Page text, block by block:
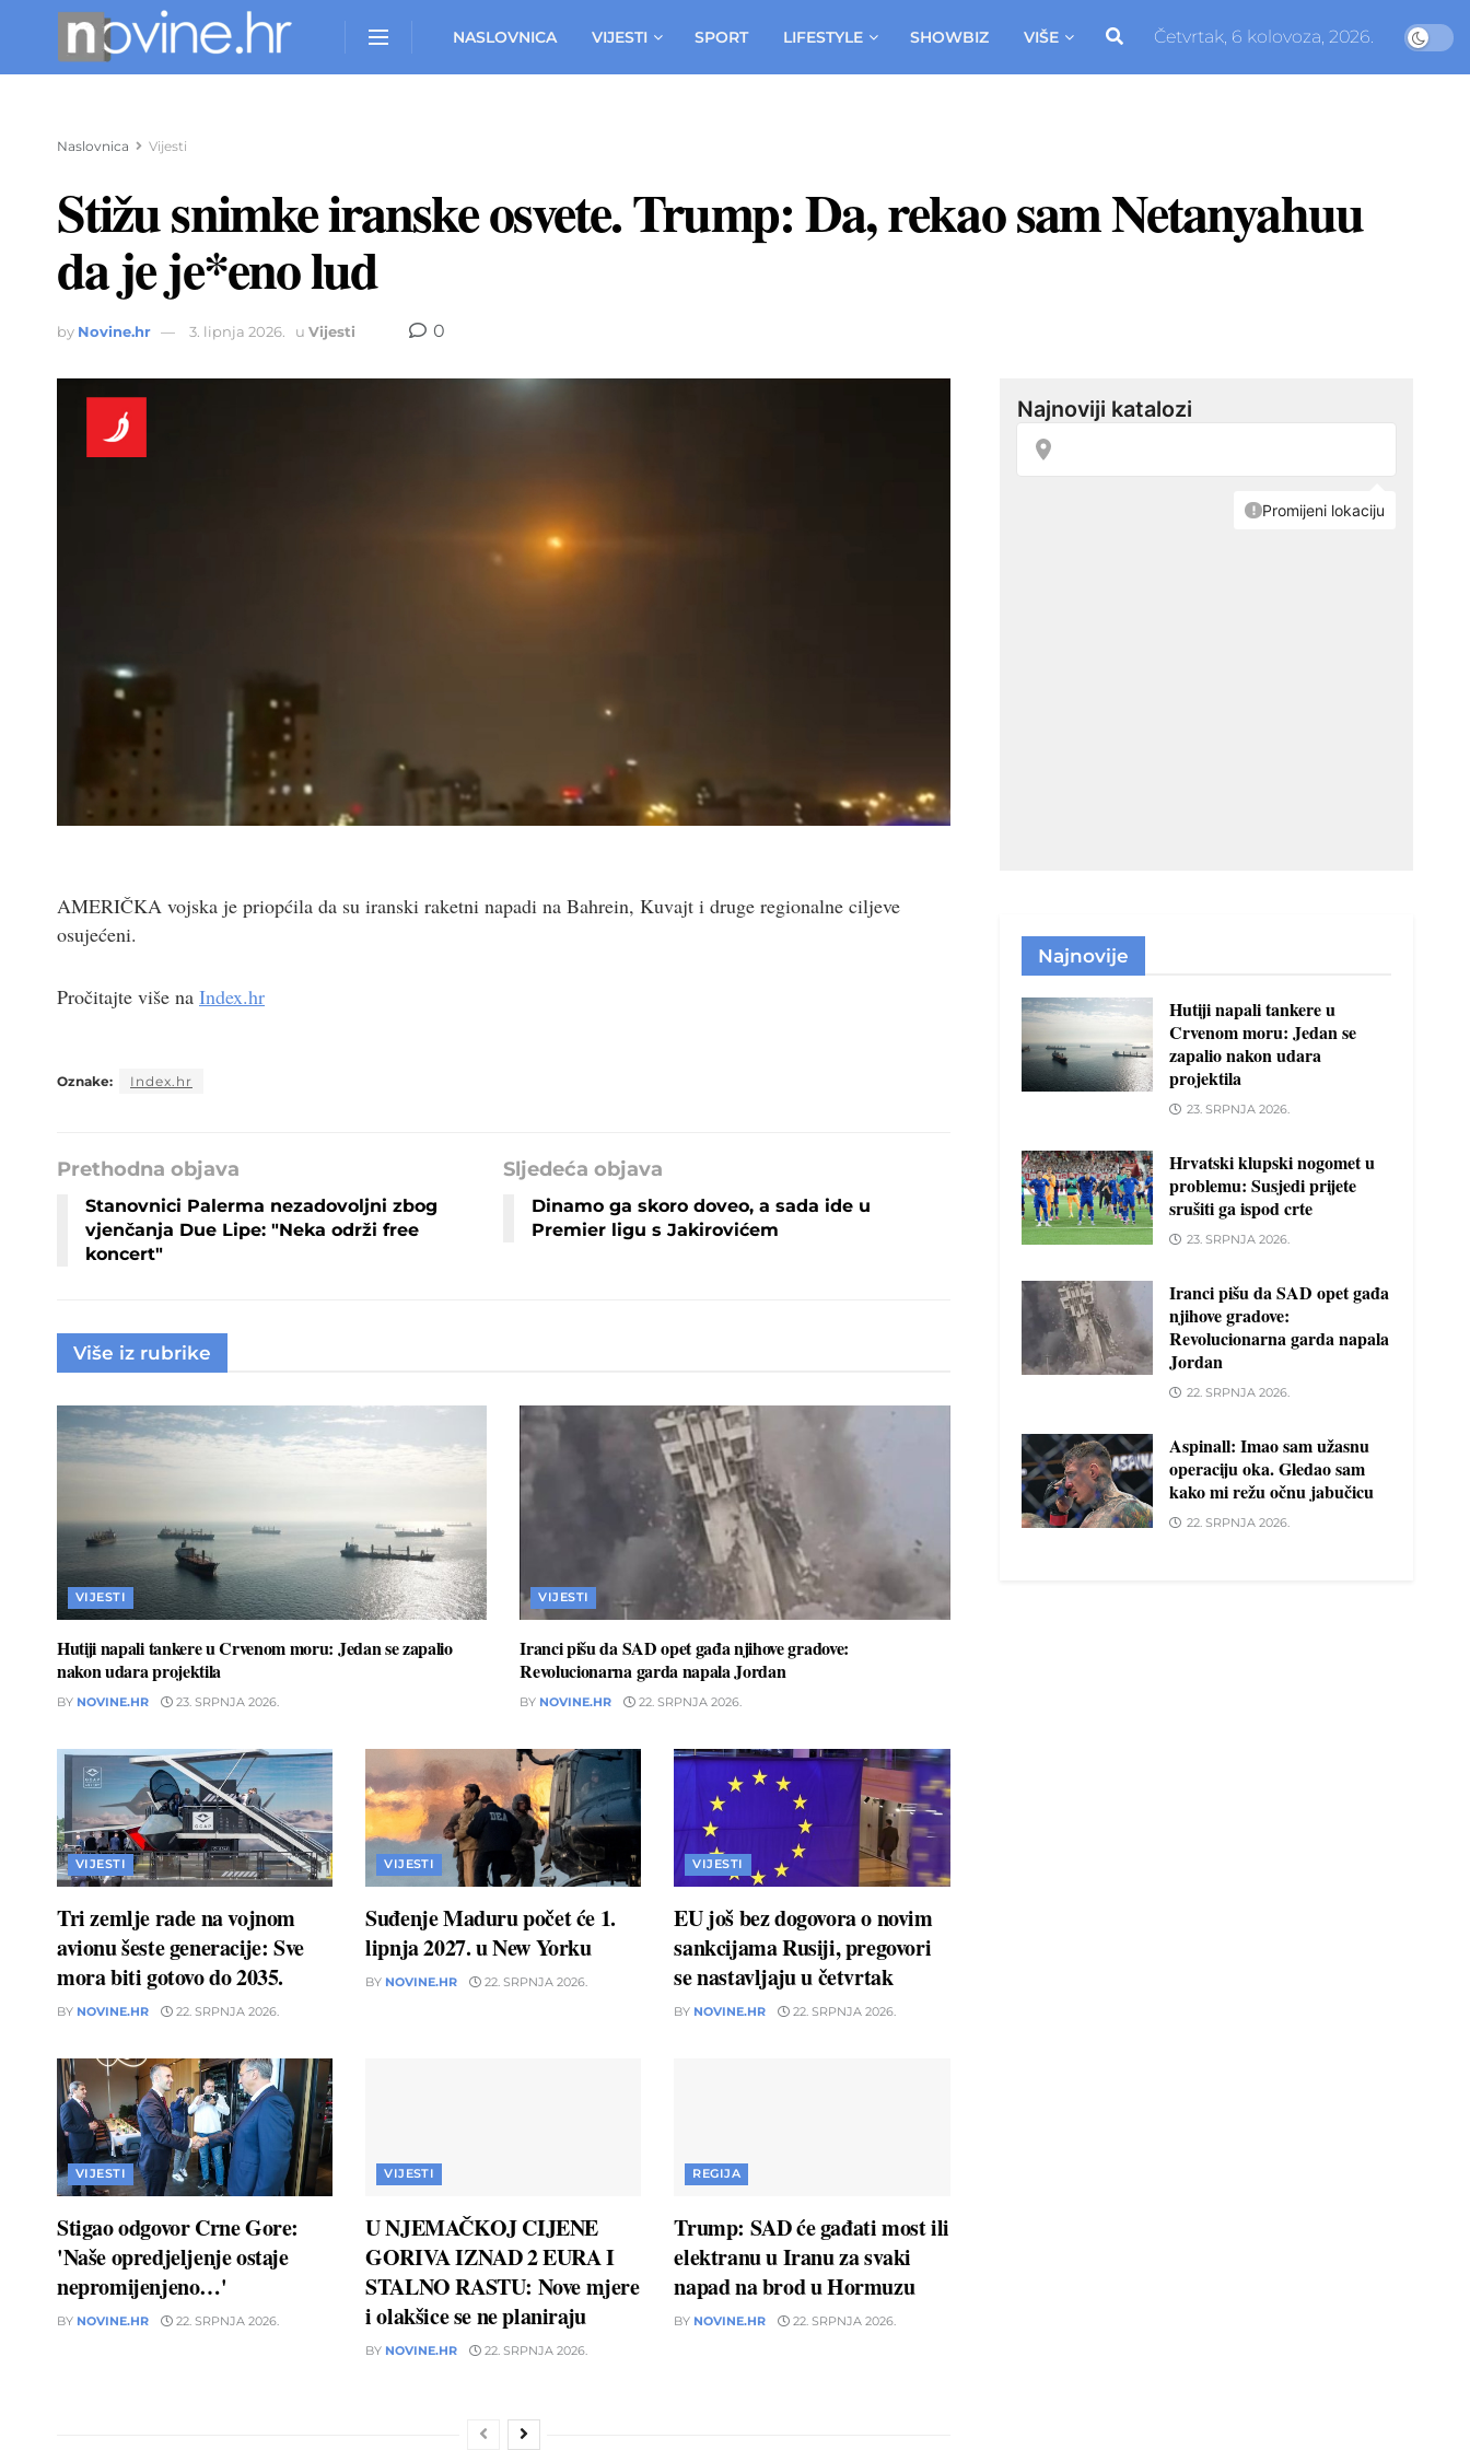
NASLOVNICA VIJESTI SPORT LIFESTYLE SHOWBIZ VIŠE Četvrtak, 6 kolovoza, 2026.
Naslovnica Vijesti
Stižu snimke iranske osvete. Trump: Da, rekao sam Netanyahuu
da je je*eno lud
by Novine.hr 3. lipnja 2026. u Vijesti 0
AMERIČKA vojska je priopćila da su iranski raketni napadi na Bahrein, Kuvajt i druge regionalne ciljeve
osujećeni.
Pročitajte više na Index.hr
Oznake: Index.hr
Prethodna objava
Stanovnici Palerma nezadovoljni zbog
vjenčanja Due Lipe: "Neka održi free
koncert"
Sljedeća objava
Dinamo ga skoro doveo, a sada ide u
Premier ligu s Jakirovićem
Više iz rubrike
VIJESTI
Hutiji napali tankere u Crvenom moru: Jedan se zapalio
nakon udara projektila
BY NOVINE.HR 23. SRPNJA 2026.
VIJESTI
Iranci pišu da SAD opet gađa njihove gradove:
Revolucionarna garda napala Jordan
BY NOVINE.HR 22. SRPNJA 2026.
VIJESTI
Tri zemlje rade na vojnom
avionu šeste generacije: Sve
mora biti gotovo do 2035.
BY NOVINE.HR 22. SRPNJA 2026.
VIJESTI
Suđenje Maduru počet će 1.
lipnja 2027. u New Yorku
BY NOVINE.HR 22. SRPNJA 2026.
VIJESTI
EU još bez dogovora o novim
sankcijama Rusiji, pregovori
se nastavljaju u četvrtak
BY NOVINE.HR 22. SRPNJA 2026.
VIJESTI
Stigao odgovor Crne Gore:
'Naše opredjeljenje ostaje
nepromijenjeno…'
BY NOVINE.HR 22. SRPNJA 2026.
VIJESTI
U NJEMAČKOJ CIJENE
GORIVA IZNAD 2 EURA I
STALNO RASTU: Nove mjere
i olakšice se ne planiraju
BY NOVINE.HR 22. SRPNJA 2026.
REGIJA
Trump: SAD će gađati most ili
elektranu u Iranu za svaki
napad na brod u Hormuzu
BY NOVINE.HR 22. SRPNJA 2026.
Najnovije
Hutiji napali tankere u
Crvenom moru: Jedan se
zapalio nakon udara
projektila
23. SRPNJA 2026.
Hrvatski klupski nogomet u
problemu: Susjedi prijete
srušiti ga ispod crte
23. SRPNJA 2026.
Iranci pišu da SAD opet gađa
njihove gradove:
Revolucionarna garda napala
Jordan
22. SRPNJA 2026.
Aspinall: Imao sam užasnu
operaciju oka. Gledao sam
kako mi režu očnu jabučicu
22. SRPNJA 2026.